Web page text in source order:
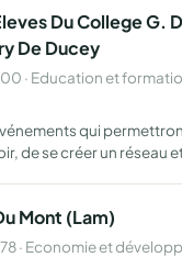
Du College G.
De Ducey
· Education et
qui
de se créer un réseau
Mont (Lam)
· Economie et